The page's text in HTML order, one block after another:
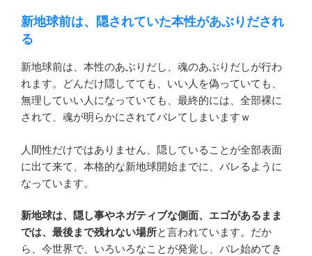
新地球前は、隠されていた本性があぶりだされ
る
新地球前は、本性のあぶりだし、魂のあぶりだしが行わ
れます。どんだけ隠してても、いい人を偽っていても、
無理していい人になっていても、最終的には、全部裸に
されて、魂が明らかにされてバレてしまいますｗ
人間性だけではありません、隠していることが全部表面
に出て来て、本格的な新地球開始までに、バレるように
なっています。
新地球は、隠し事やネガティブな側面、エゴがあるまま
では、最後まで残れない場所と言われています。だか
ら、今世界で、いろいろなことが発覚し、バレ始めてき